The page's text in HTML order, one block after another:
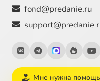
ВОЗНЕСЕНИЕ
28
Часть 2
fond@predanie.ru
Мне нужна помощь